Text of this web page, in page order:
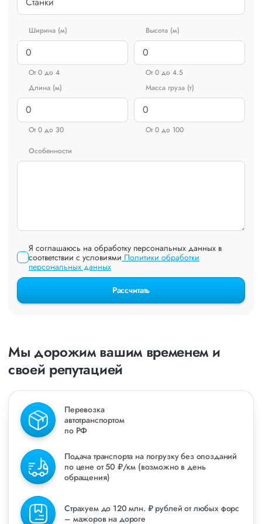
Ширина (м)
От 0 до 4
Высота (м)
От 0 до 4.5
Длина (м)
От 0 до 30
Масса груза (т)
От 0 до 100
Особенности
Я соглашаюсь на обработку персональных данных в
соответствии с условиями Политики обработки
персональных данных
Рассчитать
Мы дорожим вашим временем и
своей репутацией
Перевозка
автотранспортом
по РФ
Подача транспорта на погрузку без опозданий
по цене от 50 ₽/км (возможно в день
обращения)
Страхуем до 120 млн. ₽ рублей от любых форс
– мажоров на дороге